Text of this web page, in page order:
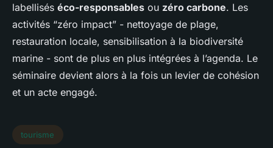
labellisés éco-responsables ou zéro carbone. Les
activités “zéro impact” - nettoyage de plage,
restauration locale, sensibilisation à la biodiversité
marine - sont de plus en plus intégrées à l’agenda. Le
séminaire devient alors à la fois un levier de cohésion
et un acte engagé.
tourisme